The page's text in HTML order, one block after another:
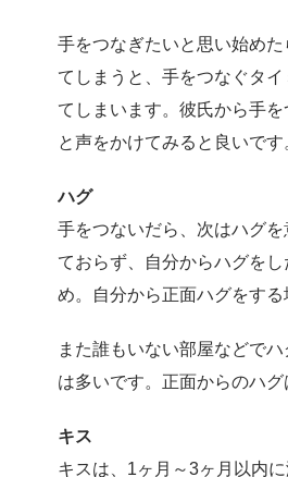
手をつなぎたいと思い始め
てしまうと、手をつなぐタ
てしまいます。彼氏から手
と声をかけてみると良いです
ハグ
手をつないだら、次はハグ
ておらず、自分からハグを
め。自分から正面ハグをす
また誰もいない部屋などで
は多いです。正面からのハ
キス
キスは、1ヶ月～3ヶ月以内